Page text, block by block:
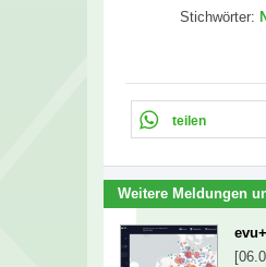
Stichwörter:
teilen
Weitere Meldungen